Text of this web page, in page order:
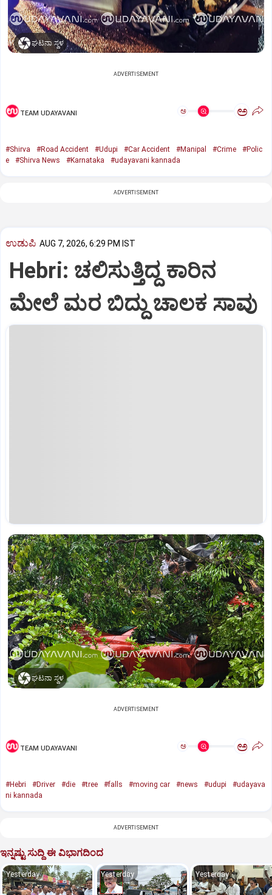
ಘಟನಾ ಸ್ಥಳ
ADVERTISEMENT
TEAM UDAYAVANI ಅ ಅ
#Shirva #Road Accident #Udupi #Car Accident #Manipal #Crime
#Polic
e
#Shirva News #Karnataka #udayavani kannada
ADVERTISEMENT
ಉಡುಪಿ AUG 7, 2026, 6:29 PM IST
Hebri: ಚಲಿಸುತ್ತಿದ್ದ ಕಾರಿನ
ಮೇಲೆ ಮರ ಬಿದ್ದು ಚಾಲಕ ಸಾವು
ಘಟನಾ ಸ್ಥಳ
ADVERTISEMENT
TEAM UDAYAVANI ಅ ಅ
#Hebri #Driver #die #tree #falls #moving car #news #udupi
#udayava
ni kannada
ADVERTISEMENT
ಇನ್ನಷ್ಟು ಸುದ್ದಿ ಈ ವಿಭಾಗದಿಂದ
Yesterday Yesterday Yesterday